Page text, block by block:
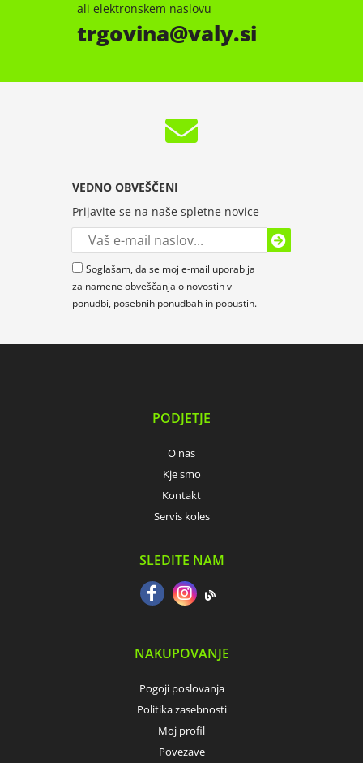
ali elektronskem naslovu
trgovina valy.si
VEDNO OBVEŠČENI
Prijavite se na naše spletne novice
Soglašam, da se moj e-mail uporablja
za namene obveščanja o novostih v
ponudbi, posebnih ponudbah in popustih.
PODJETJE
O nas
Kje smo
Kontakt
Servis koles
SLEDITE NAM
NAKUPOVANJE
Pogoji poslovanja
Politika zasebnosti
Moj profil
Povezave